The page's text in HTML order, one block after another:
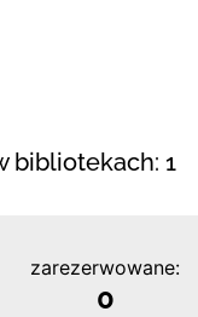
bibliotekach: 1
zarezerwowane:
0